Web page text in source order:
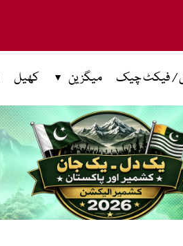
/ فیکٹ چیک میگزین کھیل